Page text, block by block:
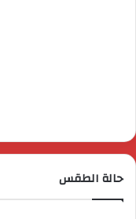
حالة الطقس